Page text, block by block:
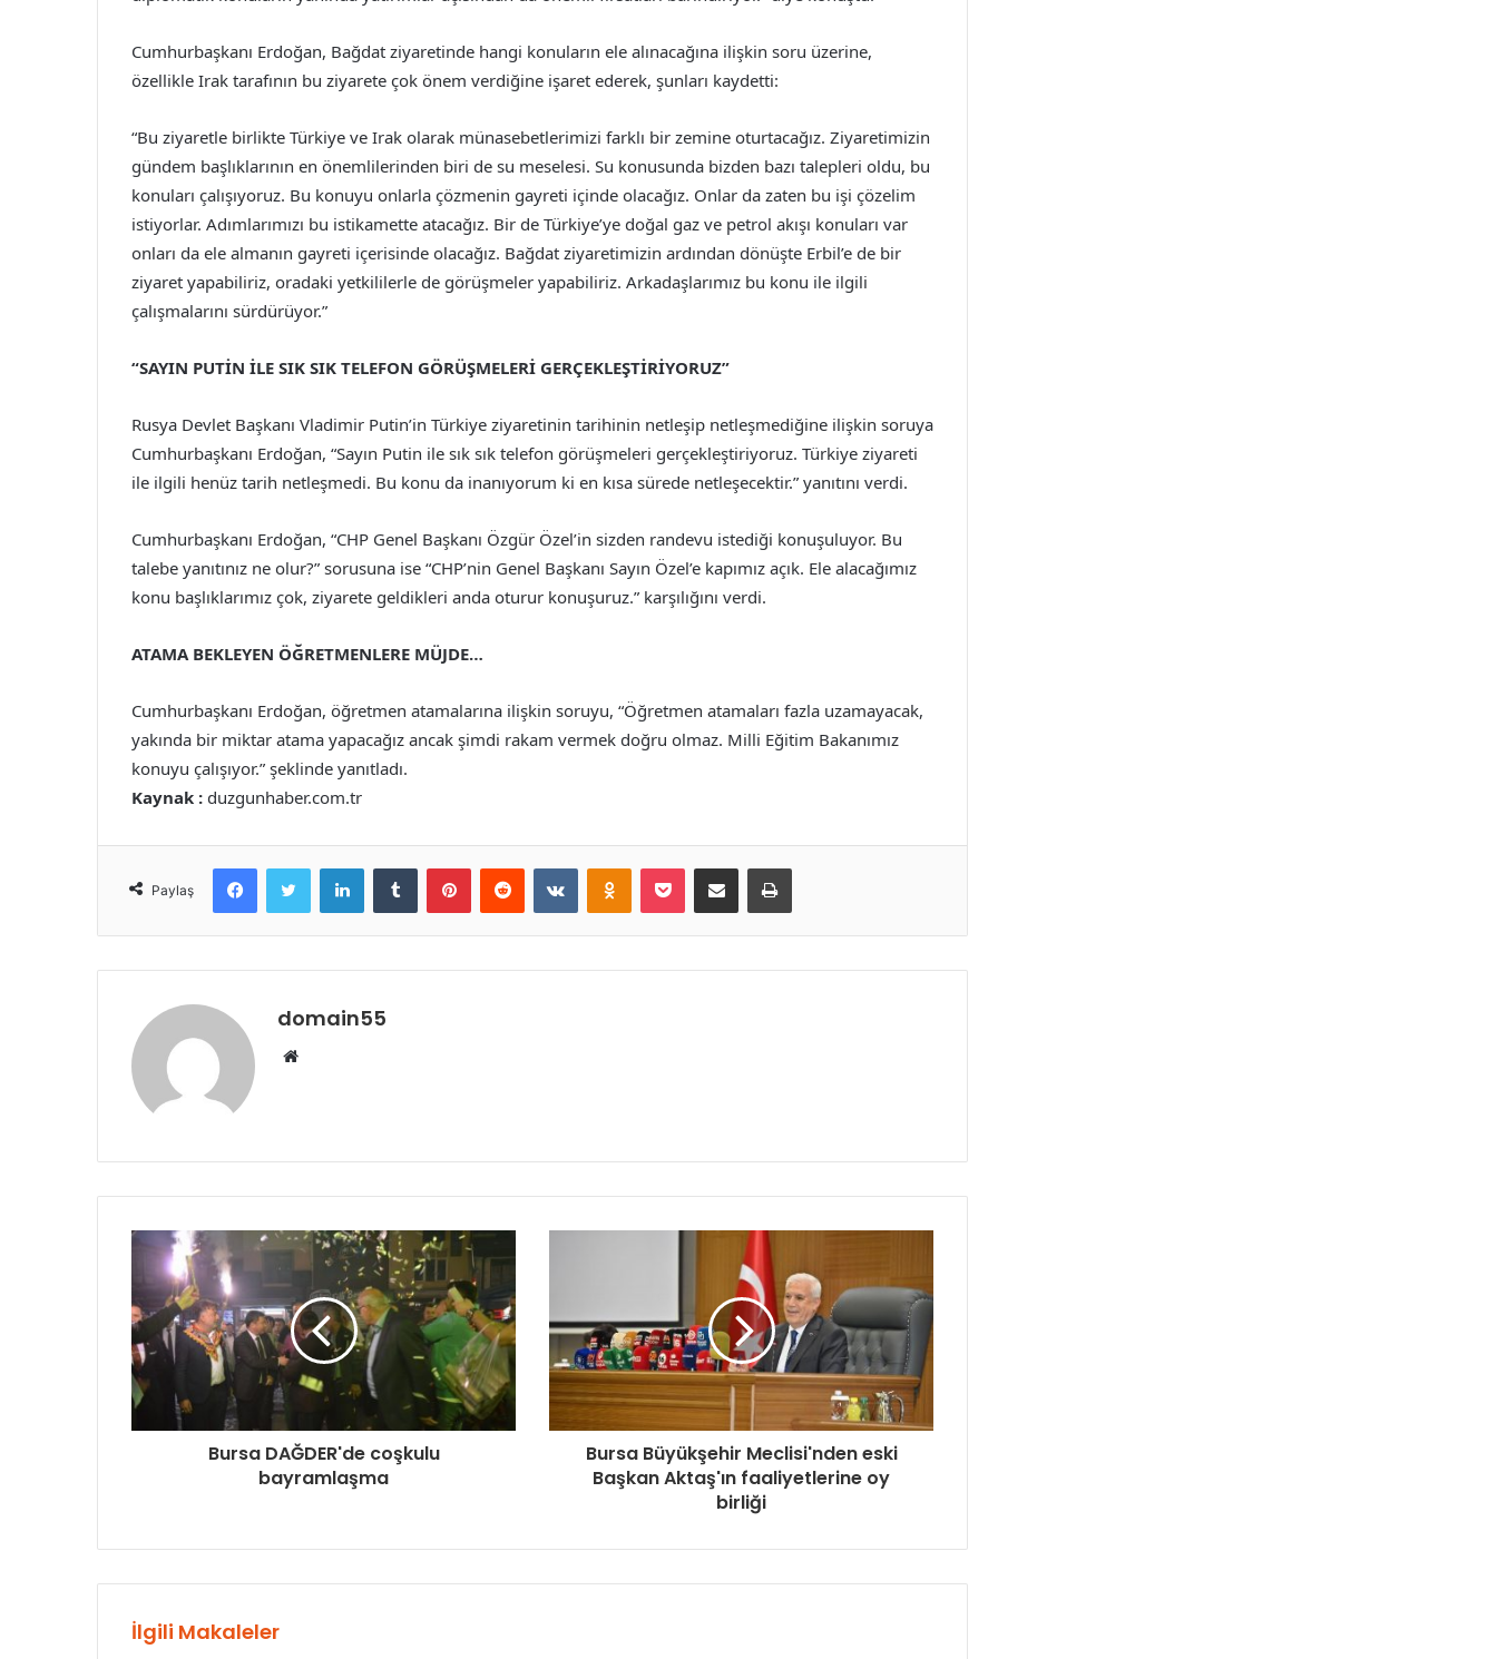
Cumhurbaşkanı Erdoğan, Bağdat ziyaretinde hangi konuların ele alınacağına ilişkin soru üzerine,
özellikle Irak tarafının bu ziyarete çok önem verdiğine işaret ederek, şunları kaydetti:
“Bu ziyaretle birlikte Türkiye ve Irak olarak münasebetlerimizi farklı bir zemine oturtacağız. Ziyaretimizin
gündem başlıklarının en önemlilerinden biri de su meselesi. Su konusunda bizden bazı talepleri oldu, bu
konuları çalışıyoruz. Bu konuyu onlarla çözmenin gayreti içinde olacağız. Onlar da zaten bu işi çözelim
istiyorlar. Adımlarımızı bu istikamette atacağız. Bir de Türkiye’ye doğal gaz ve petrol akışı konuları var
onları da ele almanın gayreti içerisinde olacağız. Bağdat ziyaretimizin ardından dönüşte Erbil’e de bir
ziyaret yapabiliriz, oradaki yetkililerle de görüşmeler yapabiliriz. Arkadaşlarımız bu konu ile ilgili
çalışmalarını sürdürüyor.”
“SAYIN PUTİN İLE SIK SIK TELEFON GÖRÜŞMELERİ GERÇEKLEŞTİRİYORUZ”
Rusya Devlet Başkanı Vladimir Putin’in Türkiye ziyaretinin tarihinin netleşip netleşmediğine ilişkin soruya
Cumhurbaşkanı Erdoğan, “Sayın Putin ile sık sık telefon görüşmeleri gerçekleştiriyoruz. Türkiye ziyareti
ile ilgili henüz tarih netleşmedi. Bu konu da inanıyorum ki en kısa sürede netleşecektir.” yanıtını verdi.
Cumhurbaşkanı Erdoğan, “CHP Genel Başkanı Özgür Özel’in sizden randevu istediği konuşuluyor. Bu
talebe yanıtınız ne olur?” sorusuna ise “CHP’nin Genel Başkanı Sayın Özel’e kapımız açık. Ele alacağımız
konu başlıklarımız çok, ziyarete geldikleri anda oturur konuşuruz.” karşılığını verdi.
ATAMA BEKLEYEN ÖĞRETMENLERE MÜJDE…
Cumhurbaşkanı Erdoğan, öğretmen atamalarına ilişkin soruyu, “Öğretmen atamaları fazla uzamayacak,
yakında bir miktar atama yapacağız ancak şimdi rakam vermek doğru olmaz. Milli Eğitim Bakanımız
konuyu çalışıyor.” şeklinde yanıtladı.
Kaynak : duzgunhaber.com.tr
Paylaş
FacebookTwitter LinkedInTumblr PinterestReddit VKontakteOdnoklassniki
Pocket E-Posta ile paylaş Yazdır
domain55
Web
Bursa DAĞDER'de coşkulu
bayramlaşma
Bursa Büyükşehir Meclisi'nden eski
Başkan Aktaş'ın faaliyetlerine oy
birliği
İlgili Makaleler